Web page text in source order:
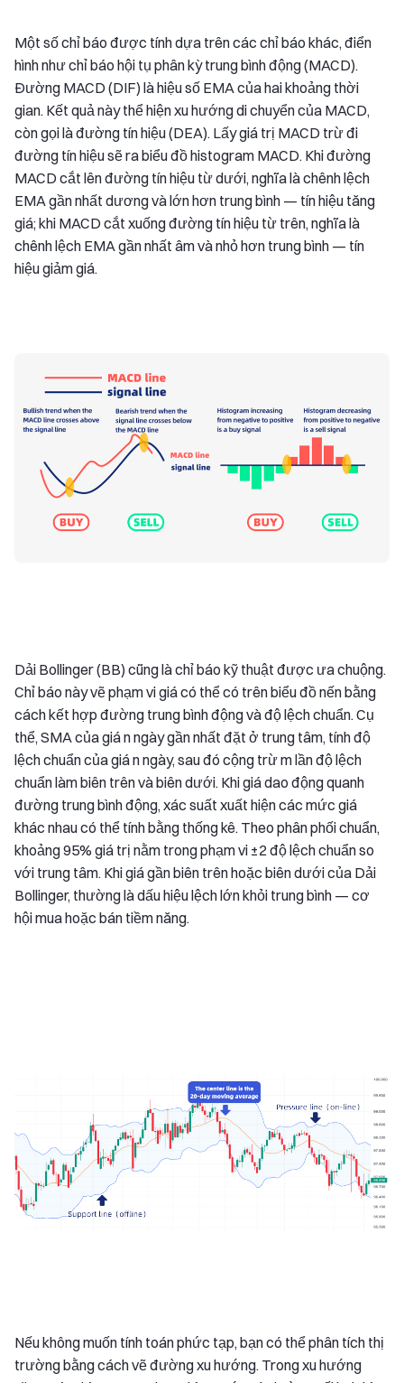
Một số chỉ báo được tính dựa trên các chỉ báo khác, điển
hình như chỉ báo hội tụ phân kỳ trung bình động (MACD).
Đường MACD (DIF) là hiệu số EMA của hai khoảng thời
gian. Kết quả này thể hiện xu hướng di chuyển của MACD,
còn gọi là đường tín hiệu (DEA). Lấy giá trị MACD trừ đi
đường tín hiệu sẽ ra biểu đồ histogram MACD. Khi đường
MACD cắt lên đường tín hiệu từ dưới, nghĩa là chênh lệch
EMA gần nhất dương và lớn hơn trung bình — tín hiệu tăng
giá; khi MACD cắt xuống đường tín hiệu từ trên, nghĩa là
chênh lệch EMA gần nhất âm và nhỏ hơn trung bình — tín
hiệu giảm giá.
Dải Bollinger (BB) cũng là chỉ báo kỹ thuật được ưa chuộng.
Chỉ báo này vẽ phạm vi giá có thể có trên biểu đồ nến bằng
cách kết hợp đường trung bình động và độ lệch chuẩn. Cụ
thể, SMA của giá n ngày gần nhất đặt ở trung tâm, tính độ
lệch chuẩn của giá n ngày, sau đó cộng trừ m lần độ lệch
chuẩn làm biên trên và biên dưới. Khi giá dao động quanh
đường trung bình động, xác suất xuất hiện các mức giá
khác nhau có thể tính bằng thống kê. Theo phân phối chuẩn,
khoảng 95% giá trị nằm trong phạm vi ±2 độ lệch chuẩn so
với trung tâm. Khi giá gần biên trên hoặc biên dưới của Dải
Bollinger, thường là dấu hiệu lệch lớn khỏi trung bình — cơ
hội mua hoặc bán tiềm năng.
Nếu không muốn tính toán phức tạp, bạn có thể phân tích thị
trường bằng cách vẽ đường xu hướng. Trong xu hướng